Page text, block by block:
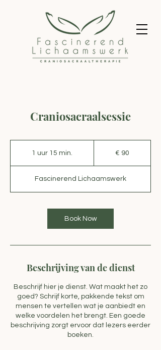
Craniosacraalsessie
1 uur 15 min.
1
5
i
n
.
€ 90
Fascinerend Lichaamswerk
Book Now
Beschrijving van de dienst
Beschrijf hier je dienst. Wat maakt het zo
goed? Schrijf korte, pakkende tekst om
mensen te vertellen wat je aanbiedt en
welke voordelen het brengt. Een goede
beschrijving zorgt ervoor dat lezers eerder
boeken.